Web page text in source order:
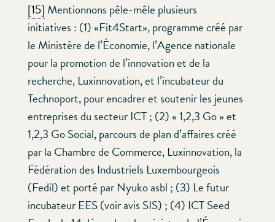
[15] Mentionnons pêle-mêle plusieurs
initiatives : (1) «Fit4Start», programme créé par
le Ministère de l’Économie, l’Agence nationale
pour la promotion de l’innovation et de la
recherche, Luxinnovation, et l’incubateur du
Technoport, pour encadrer et soutenir les jeunes
entreprises du secteur ICT ; (2) « 1,2,3 Go » et
1,2,3 Go Social, parcours de plan d’affaires créé
par la Chambre de Commerce, Luxinnovation, la
Fédération des Industriels Luxembourgeois
(Fedil) et porté par Nyuko asbl ; (3) Le futur
incubateur EES (voir avis SIS) ; (4) ICT Seed